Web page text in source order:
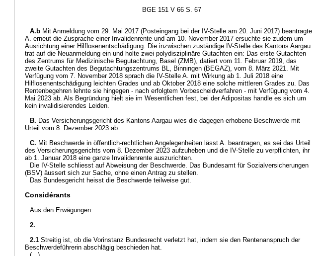
BGE 151 V 66 S. 67
A.b Mit Anmeldung vom 29. Mai 2017 (Posteingang bei der IV-Stelle am 20. Juni 2017) beantragte
A. erneut die Zusprache einer Invalidenrente und am 10. November 2017 ersuchte sie zudem um
Ausrichtung einer Hilflosenentschädigung. Die inzwischen zuständige IV-Stelle des Kantons Aargau
trat auf die Neuanmeldung ein und holte zwei polydisziplinäre Gutachten ein: Das erste Gutachten
des Zentrums für Medizinische Begutachtung, Basel (ZMB), datiert vom 11. Februar 2019, das
zweite Gutachten des Begutachtungszentrums BL, Binningen (BEGAZ), vom 8. März 2021. Mit
Verfügung vom 7. November 2018 sprach die IV-Stelle A. mit Wirkung ab 1. Juli 2018 eine
Hilflosenentschädigung leichten Grades und ab Oktober 2018 eine solche mittleren Grades zu. Das
Rentenbegehren lehnte sie hingegen - nach erfolgtem Vorbescheidverfahren - mit Verfügung vom 4.
Mai 2023 ab. Als Begründung hielt sie im Wesentlichen fest, bei der Adipositas handle es sich um
kein invalidisierendes Leiden.
B. Das Versicherungsgericht des Kantons Aargau wies die dagegen erhobene Beschwerde mit
Urteil vom 8. Dezember 2023 ab.
C. Mit Beschwerde in öffentlich-rechtlichen Angelegenheiten lässt A. beantragen, es sei das Urteil
des Versicherungsgerichts vom 8. Dezember 2023 aufzuheben und die IV-Stelle zu verpflichten, ihr
ab 1. Januar 2018 eine ganze Invalidenrente auszurichten.
Die IV-Stelle schliesst auf Abweisung der Beschwerde. Das Bundesamt für Sozialversicherungen
(BSV) äussert sich zur Sache, ohne einen Antrag zu stellen.
Das Bundesgericht heisst die Beschwerde teilweise gut.
Considérants
Aus den Erwägungen:
2.
2.1 Streitig ist, ob die Vorinstanz Bundesrecht verletzt hat, indem sie den Rentenanspruch der
Beschwerdeführerin abschlägig beschieden hat.